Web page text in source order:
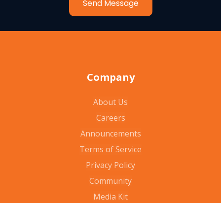
Send Message
Company
About Us
Careers
Announcements
Terms of Service
Privacy Policy
Community
Media Kit